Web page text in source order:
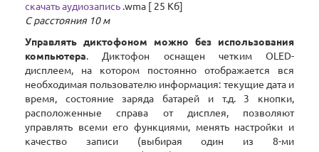
скачать аудиозапись .wma [ 25 Кб]
С расстояния 10 м
Управлять диктофоном можно без использования
компьютера. Диктофон оснащен четким OLED-
дисплеем, на котором постоянно отображается вся
необходимая пользователю информация: текущие дата и
время, состояние заряда батарей и т.д. 3 кнопки,
расположенные справа от дисплея, позволяют
управлять всеми его функциями, менять настройки и
качество записи (выбирая один из 8-ми